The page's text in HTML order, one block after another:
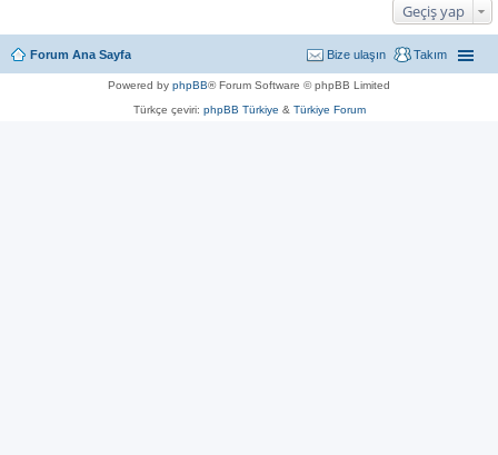
Geçiş yap
Forum Ana Sayfa Takım
Bize ulaşın
Powered by phpBB® Forum Software © phpBB Limited
Türkçe çeviri: phpBB Türkiye & Türkiye Forum